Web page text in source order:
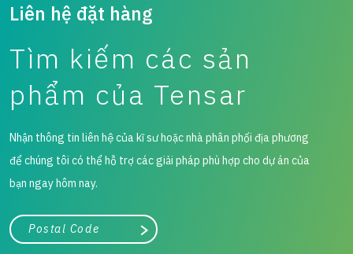
Liên hệ đặt hàng
Tìm kiếm các sản
phẩm của Tensar
Nhận thông tin liên hệ của kĩ sư hoặc nhà phân phối địa phương
để chúng tôi có thể hỗ trợ các giải pháp phù hợp cho dự án của
bạn ngay hôm nay.
Thành phố, tiểu bang hoặc mã zip/bưu chính
Tìm kiếm